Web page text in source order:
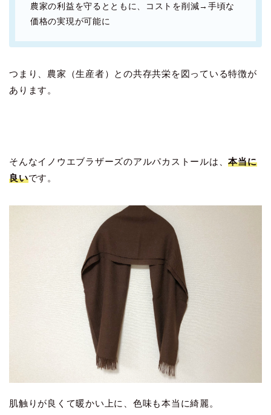
農家の利益を守るとともに、コストを削減→手頃な
価格の実現が可能に
つまり、農家（生産者）との共存共栄を図っている特徴が
あります。
そんなイノウエブラザーズのアルパカストールは、本当に
良いです。
肌触りが良くて暖かい上に、色味も本当に綺麗。